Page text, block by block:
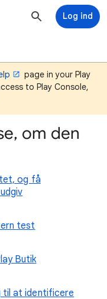
Log ind
page in your Play
to Play Console,
om den
og få
test
Butik
til at identificere